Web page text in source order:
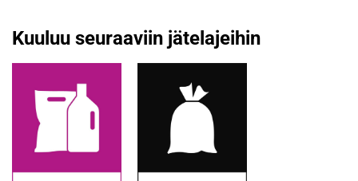
Kuuluu seuraaviin jätelajeihin